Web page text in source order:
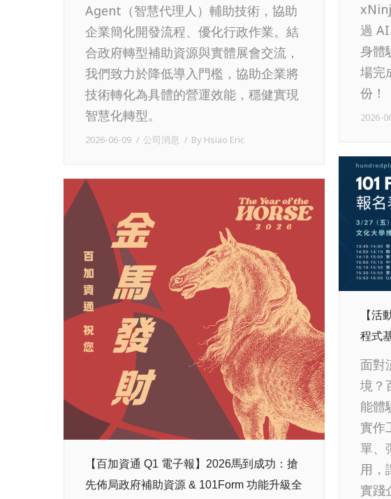
Agent（智慧代理人）輔助技術，協助
企業簡化開發流程、優化行政作業。結
合政府轉型補助資源與實體展會交流，
我們致力於降低導入門檻，協助企業將
技術轉化為具體的營運效能，穩健實現
智慧化轉型。
2026-06-09 公司消息 By Hsiao Eric
過
身體
場完
份！
2026-
【活
程式
面對
境？
能體
實作
單、
用，
實踐
【百加資通 Q1 電子報】2026馬到成功：搶
先佈局政府補助資源 & 101Form 功能升級全